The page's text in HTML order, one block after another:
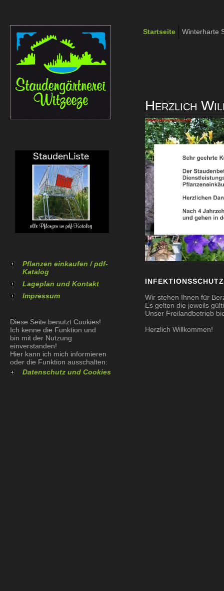
Pflanzen einkaufen / pdf-
Katalog
Lageplan und Kontakt
Impressum
Diese Seite benutzt Cookies!
Ich kenne die Funktion und
bin mit der Nutzung
einverstanden!
Hier kann ich mich informieren
oder die Funktion ausschalten:
Datenschutz und Cookies
Startseite
Winterharte
Herzlich
Wir stehen Ihnen für
Es gelten die jeweils
Unser Freilandbetrieb
Herzlich Willkommen!